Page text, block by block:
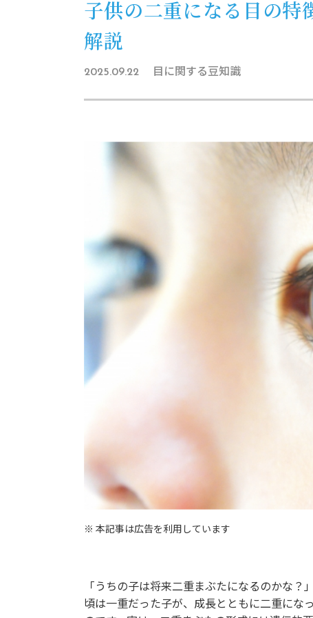
子供の二重になる目の特
解説
2025.09.22 目に関する豆知識
※ 本記事は広告を利用しています
「うちの子は将来二重まぶたになるのかな
頃は一重だった子が、成長とともに二重にな